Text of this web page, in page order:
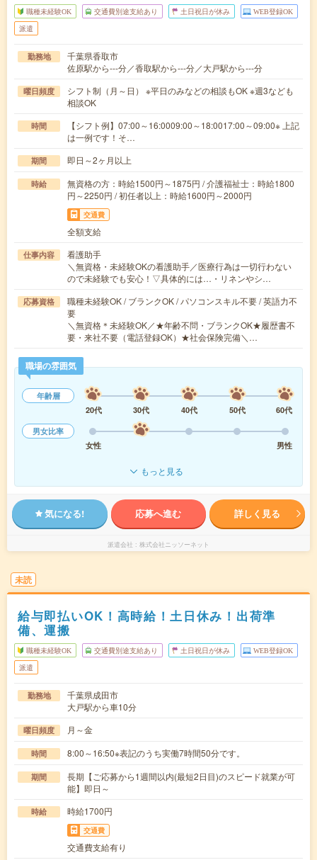
職種未経験OK 交通費別途支給あり 土日祝日が休み WEB登録OK
派遣
勤務地
千葉県香取市
佐原駅から---分／香取駅から---分／大戸駅から---分
曜日頻度
シフト制（月～日） ※平日のみなどの相談もOK ※週3なども
相談OK
時間
【シフト例】07:00～16:0009:00～18:0017:00～09:00※ 上記
は一例です！そ…
期間 即日～2ヶ月以上
時給
無資格の方：時給1500円～1875円 / 介護福祉士：時給1800
円～2250円 / 初任者以上：時給1600円～2000円
交通費
全額支給
仕事内容
看護助手
＼無資格・未経験OKの看護助手／医療行為は一切行わない
ので未経験でも安心！▽具体的には…・リネンやシ…
応募資格
職種未経験OK / ブランクOK / パソコンスキル不要 / 英語力不
要
＼無資格＊未経験OK／★年齢不問・ブランクOK★履歴書不
要・来社不要（電話登録OK）★社会保険完備＼…
職場の雰囲気
年齢層
20代
30代 40代 50代
60代
男女比率
女性
男性
もっと見る
気になる! 応募へ進む 詳しく見る
派遣会社 株式会社ニッソーネット
未読
給与即払いOK！高時給！土日休み！出荷準
備、運搬
職種未経験OK 交通費別途支給あり 土日祝日が休み WEB登録OK
派遣
勤務地
千葉県成田市
大戸駅から車10分
曜日頻度 月～金
時間 8:00～16:50※表記のうち実働7時間50分です。
期間
長期【ご応募から1週間以内(最短2日目)のスピード就業が可
能】即日～
時給 時給1700円
交通費
交通費支給有り